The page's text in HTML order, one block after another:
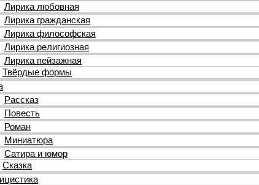
Лирика любовная
Лирика гражданская
Лирика философская
Лирика религиозная
Лирика пейзажная
Твёрдые формы
Рассказ
Повесть
Роман
Миниатюра
Сатира и юмор
Сказка